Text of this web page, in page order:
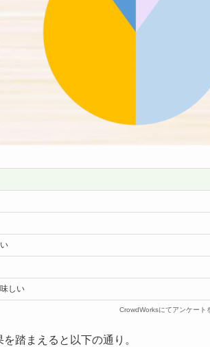
しい
CrowdWorksにてアンケート
踏まえると以下の通り。